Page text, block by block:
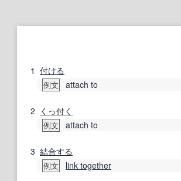
1 付ける
例文 attach to
2 くっ付く
例文 attach to
3 結合する
例文 link together